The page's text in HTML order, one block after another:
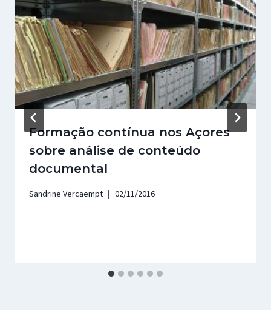
Formação contínua nos Açores
sobre análise de conteúdo
documental
Sandrine Vercaempt 02/11/2016